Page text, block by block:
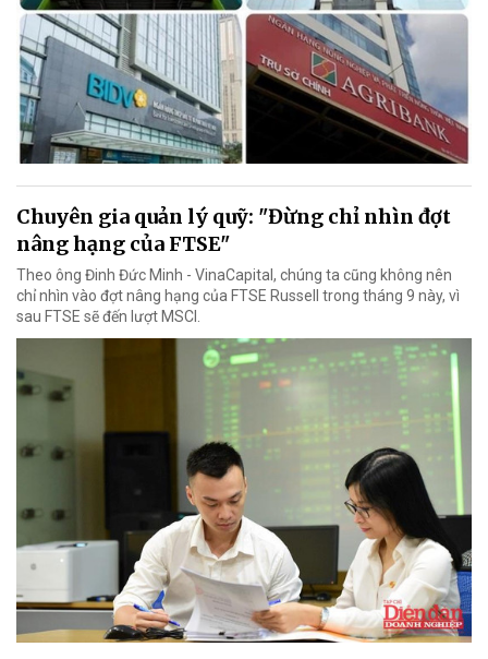
Chuyên gia quản lý quỹ: "Đừng chỉ nhìn đợt
nâng hạng của FTSE"
Theo ông Đinh Đức Minh - VinaCapital, chúng ta cũng không nên
chỉ nhìn vào đợt nâng hạng của FTSE Russell trong tháng 9 này, vì
sau FTSE sẽ đến lượt MSCI.